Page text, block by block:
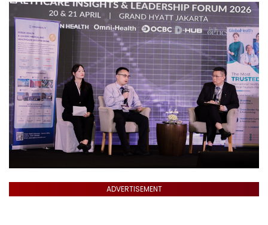
ADVERTISEMENT